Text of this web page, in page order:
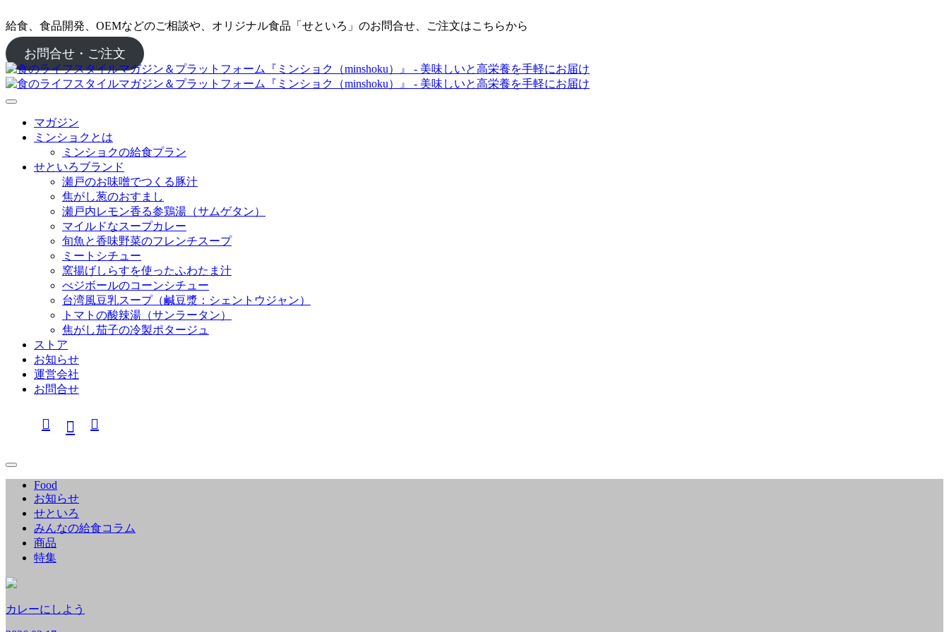
給食、食品開発、OEMなどのご相談や、オリジナル食品「せといろ」のお問合せ、ご注文はこちらから
お問合せ・ご注文
マガジン
ミンショクとは
ミンショクの給食プラン
せといろブランド
瀬戸のお味噌でつくる豚汁
焦がし葱のおすまし
瀬戸内レモン香る参鶏湯（サムゲタン）
マイルドなスープカレー
旬魚と香味野菜のフレンチスープ
ミートシチュー
窯揚げしらすを使ったふわたま汁
べジボールのコーンシチュー
台湾風豆乳スープ（鹹豆漿：シェントウジャン）
トマトの酸辣湯（サンラータン）
焦がし茄子の冷製ポタージュ
ストア
お知らせ
運営会社
お問合せ
Food
お知らせ
せといろ
みんなの給食コラム
商品
特集
カレーにしよう